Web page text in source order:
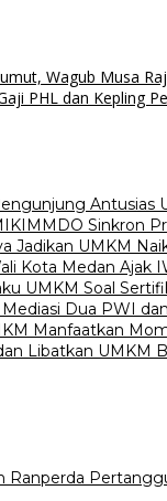
Wagub Musa
PHL dan Kepling
Antusias
Sinkron
Jadikan UMKM
Kota Medan Ajak
UMKM Soal
Dua PWI
Manfaatkan
Libatkan UMKM